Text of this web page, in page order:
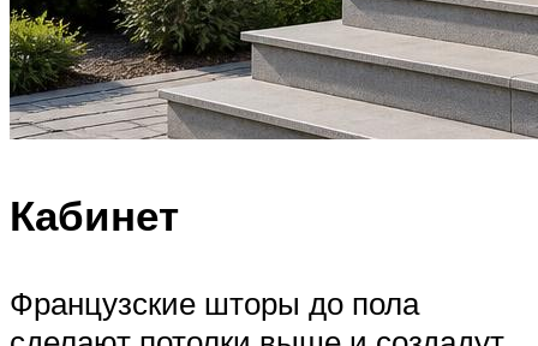
Кабинет
Французские шторы до пола